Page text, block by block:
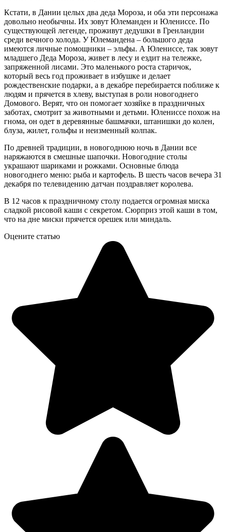
Кстати, в Дании целых два деда Мороза, и оба эти персонажа
довольно необычны. Их зовут Юлеманден и Юлениссе. По
существующей легенде, проживут дедушки в Гренландии
среди вечного холода. У Юлемандена – большого деда
имеются личные помощники – эльфы. А Юлениссе, так зовут
младшего Деда Мороза, живет в лесу и ездит на тележке,
запряженной лисами. Это маленького роста старичок,
который весь год проживает в избушке и делает
рождественские подарки, а в декабре перебирается поближе к
людям и прячется в хлеву, выступая в роли новогоднего
Домового. Верят, что он помогает хозяйке в праздничных
заботах, смотрит за животными и детьми. Юлениссе похож на
гнома, он одет в деревянные башмачки, штанишки до колен,
блуза, жилет, гольфы и неизменный колпак.
По древней традиции, в новогоднюю ночь в Дании все
наряжаются в смешные шапочки. Новогодние столы
украшают шариками и рожками. Основные блюда
новогоднего меню: рыба и картофель. В шесть часов вечера 31
декабря по телевидению датчан поздравляет королева.
В 12 часов к праздничному столу подается огромная миска
сладкой рисовой каши с секретом. Сюрприз этой каши в том,
что на дне миски прячется орешек или миндаль.
Оцените статью